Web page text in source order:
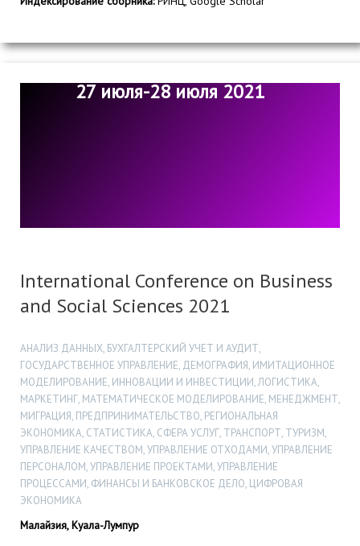
27 июля-28 июля 2021
International Conference on Business
and Social Sciences 2021
АНАЛИЗ ДАННЫХ, БУХГАЛТЕРСКИЙ УЧЕТ И АУДИТ,
ГОСУДАРСТВЕННОЕ УПРАВЛЕНИЕ, ДЕМОГРАФИЯ, ИМИТАЦИОННОЕ
МОДЕЛИРОВАНИЕ, ИННОВАЦИИ И ИНВЕСТИЦИИ, ЛОГИСТИКА,
МАРКЕТИНГ, МАТЕМАТИЧЕСКОЕ МОДЕЛИРОВАНИЕ, МЕНЕДЖМЕНТ,
МИГРАЦИЯ, ПРЕДПРИНИМАТЕЛЬСТВО, РЕГИОНАЛЬНАЯ
ЭКОНОМИКА, СТАТИСТИКА, СФЕРА УСЛУГ, ТРАНСПОРТ, ТУРИЗМ,
УПРАВЛЕНИЕ КАЧЕСТВОМ, УПРАВЛЕНИЕ ОТХОДАМИ, УПРАВЛЕНИЕ
ПЕРСОНАЛОМ, УПРАВЛЕНИЕ ПРОЕКТАМИ, УПРАВЛЕНИЕ
ПРОЦЕССАМИ, ФИНАНСЫ И БАНКОВСКОЕ ДЕЛО, ЦИФРОВАЯ
ЭКОНОМИКА
Малайзия, Куала-Лумпур